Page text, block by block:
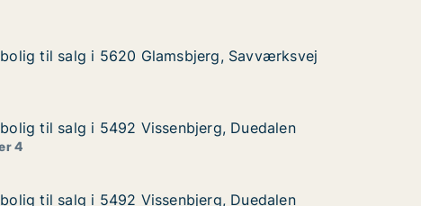
Savværksvej
i 5620 Glamsbjerg, Savværksvej
til salg i 5620 Glamsbjerg, Savværksvej
til salg i 5620 Glamsbjerg, Savværksvej
Duedalen
i 5492 Vissenbjerg, Duedalen
til salg i 5492 Vissenbjerg, Duedalen
til salg i 5492 Vissenbjerg, Duedalen
4
til salg i 5492 Vissenbjerg, Duedalen
til salg i 5492 Vissenbjerg, Duedalen